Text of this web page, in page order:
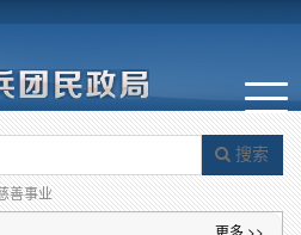
搜索
善事业
更多 >>